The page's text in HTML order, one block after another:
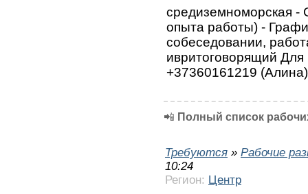
средиземноморская -
опыта работы) -
собеседовании,
ивритоговорящий
+37360161219 (Алина)
📲 Полный список
Требуются » Рабочие
10:24
Регион: Центр